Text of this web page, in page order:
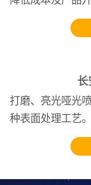
长
打磨、亮光哑光
种表面处理工艺。